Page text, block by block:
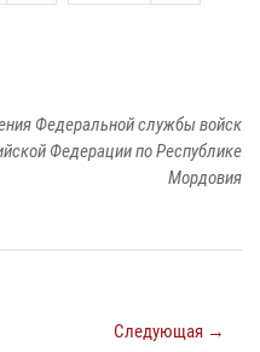
Федеральной службы войск
Федерации по Республике
Мордовия
Следующая →